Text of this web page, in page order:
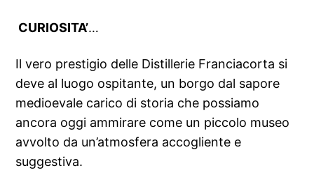
CURIOSITA’…
Il vero prestigio delle Distillerie Franciacorta si
deve al luogo ospitante, un borgo dal sapore
medioevale carico di storia che possiamo
ancora oggi ammirare come un piccolo museo
avvolto da un’atmosfera accogliente e
suggestiva.